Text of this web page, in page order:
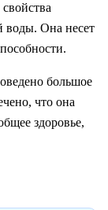
воды. Она несет
большое
что она
здоровье,